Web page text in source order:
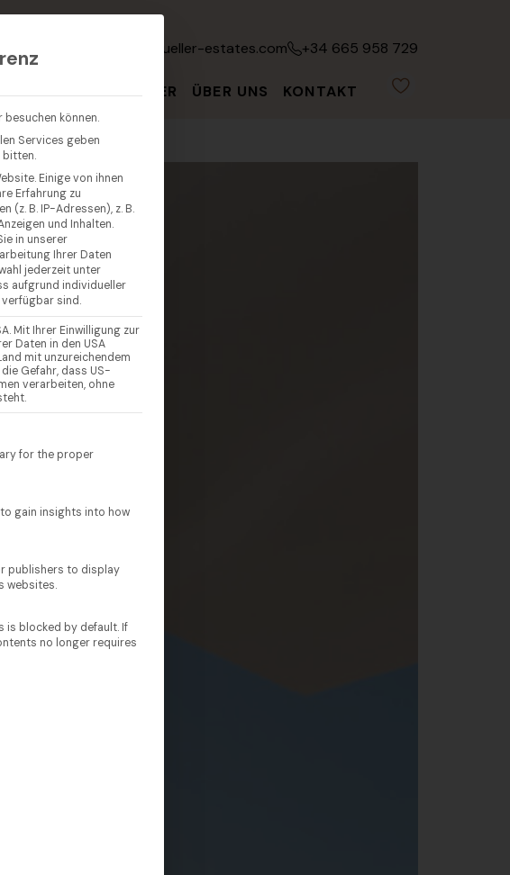
info@leonmueller-estates.com +34 665 958 729
RATGEBER ÜBER UNS KONTAKT
können.
Services geben
bitten.
Einige von ihnen
Erfahrung zu
(z. B. IP-Adressen), z. B.
und Inhalten.
in unserer
Ihrer Daten
jederzeit unter
aufgrund individueller
sind.
Mit Ihrer Einwilligung zur
Daten in den USA
mit unzureichendem
Gefahr, dass US-
verarbeiten, ohne
Einwilligung erteilt werden kann. Die erste Service-Gruppe ist essenziell
for the proper
gain insights into how
publishers to display
websites.
is blocked by default. If
no longer requires